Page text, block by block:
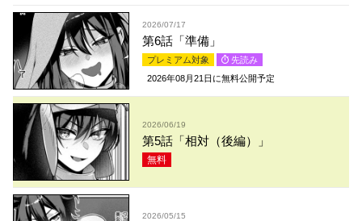
2026/07/17
第6話「準備」
プレミアム対象
先読み
2026年08月21日 に無料公開予定
2026/06/19
第5話「相対（後編）」
無料
2026/05/15